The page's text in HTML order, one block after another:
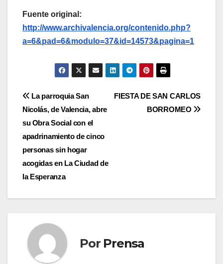
Fuente original:
http://www.archivalencia.org/contenido.php?
a=6&pad=6&modulo=37&id=14573&pagina=1
Navegación
de
entradas
FIESTA DE SAN CARLOS
BORROMEO
La parroquia San
Nicolás, de Valencia, abre
su Obra Social con el
apadrinamiento de cinco
personas sin hogar
acogidas en La Ciudad de
la Esperanza
Por Prensa